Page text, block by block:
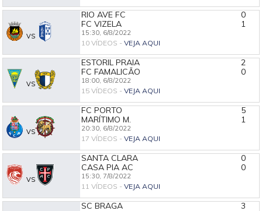
VS
RIO AVE FC
0
FC VIZELA
1
15:30, 6/8/2022
10 VÍDEOS - VEJA AQUI
VS
ESTORIL PRAIA
2
FC FAMALICÃO
0
18:00, 6/8/2022
15 VÍDEOS - VEJA AQUI
VS
FC PORTO
5
MARÍTIMO M.
1
20:30, 6/8/2022
17 VÍDEOS - VEJA AQUI
VS
SANTA CLARA
0
CASA PIA AC
0
15:30, 7/8/2022
11 VÍDEOS - VEJA AQUI
SC BRAGA
3